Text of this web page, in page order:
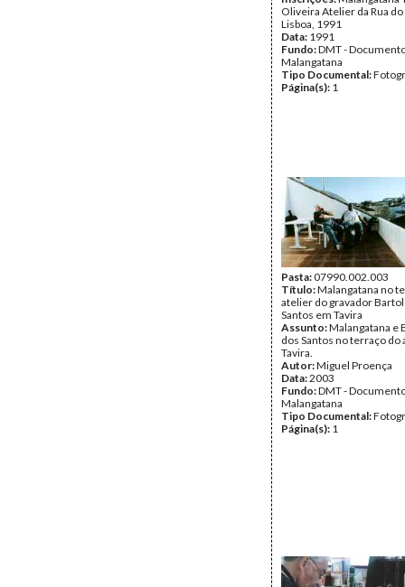
Oliveira Atelier da Rua
Lisboa, 1991
Data: 1991
Fundo:DMT -
Malangatana
Tipo Documental:
Página(s): 1
Pasta:07990.002.003
Título:Malangatana no
atelier do gravador
Santos em Tavira
Assunto:Malangatana e
dos Santos no terraço do
Tavira.
Autor:Miguel Proença
Data:2003
Fundo:DMT -
Malangatana
Tipo Documental:
Página(s): 1